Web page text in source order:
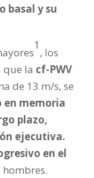
basal y su
1
, los
que la cf-PWV
de 13 m/s, se
memoria
plazo,
ejecutiva.
en el
hombres.